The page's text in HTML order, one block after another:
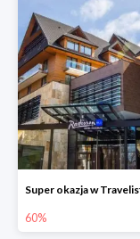
60%